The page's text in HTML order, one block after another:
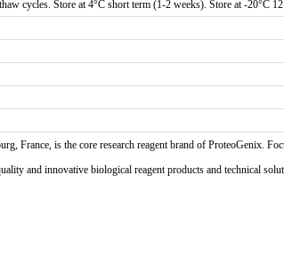
cycles. Store at 4°C short term (1-2 weeks). Store at -20°C
France, is the core research reagent brand of ProteoGenix.
and innovative biological reagent products and technical